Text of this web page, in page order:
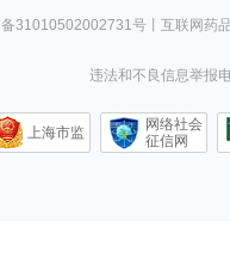
31010502002731号丨 互联网药
违法和不良信息举报
上海市监
网络社会
征信网